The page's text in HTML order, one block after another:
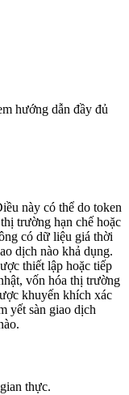
chấp
hướng dẫn đầy đủ
này có thể do token
trường hạn chế hoặc
có dữ liệu giá thời
dịch nào khả dụng.
thiết lập hoặc tiếp
vốn hóa thị trường
khuyến khích xác
yết sàn giao dịch
thực.